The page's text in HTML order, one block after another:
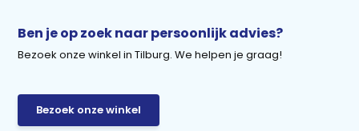
Ben je op zoek naar persoonlijk advies?
Bezoek onze winkel in Tilburg. We helpen je graag!
Bezoek onze winkel